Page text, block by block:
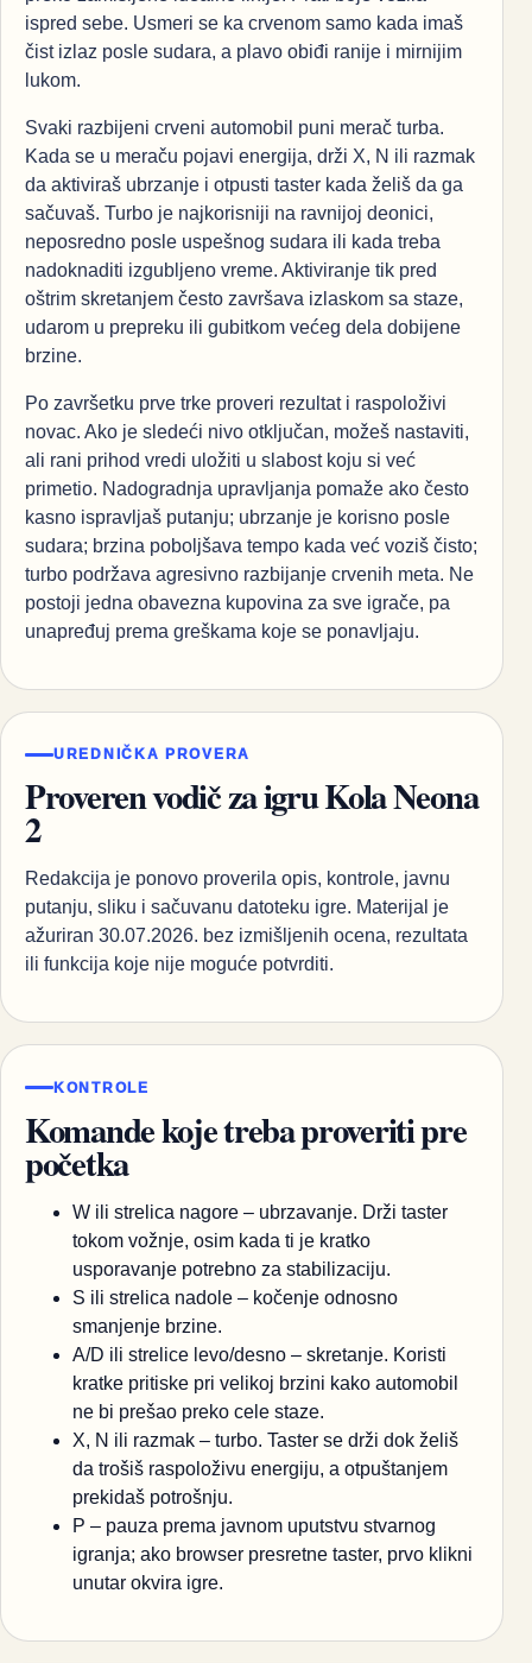
ispred sebe. Usmeri se ka crvenom samo kada imaš
čist izlaz posle sudara, a plavo obiđi ranije i mirnijim
lukom.
Svaki razbijeni crveni automobil puni merač turba.
Kada se u meraču pojavi energija, drži X, N ili razmak
da aktiviraš ubrzanje i otpusti taster kada želiš da ga
sačuvaš. Turbo je najkorisniji na ravnijoj deonici,
neposredno posle uspešnog sudara ili kada treba
nadoknaditi izgubljeno vreme. Aktiviranje tik pred
oštrim skretanjem često završava izlaskom sa staze,
udarom u prepreku ili gubitkom većeg dela dobijene
brzine.
Po završetku prve trke proveri rezultat i raspoloživi
novac. Ako je sledeći nivo otključan, možeš nastaviti,
ali rani prihod vredi uložiti u slabost koju si već
primetio. Nadogradnja upravljanja pomaže ako često
kasno ispravljaš putanju; ubrzanje je korisno posle
sudara; brzina poboljšava tempo kada već voziš čisto;
turbo podržava agresivno razbijanje crvenih meta. Ne
postoji jedna obavezna kupovina za sve igrače, pa
unapređuj prema greškama koje se ponavljaju.
UREDNIČKA PROVERA
Proveren vodič za igru Kola Neona
2
Redakcija je ponovo proverila opis, kontrole, javnu
putanju, sliku i sačuvanu datoteku igre. Materijal je
ažuriran 30.07.2026. bez izmišljenih ocena, rezultata
ili funkcija koje nije moguće potvrditi.
KONTROLE
Komande koje treba proveriti pre
početka
W ili strelica nagore – ubrzavanje. Drži taster
tokom vožnje, osim kada ti je kratko
usporavanje potrebno za stabilizaciju.
S ili strelica nadole – kočenje odnosno
smanjenje brzine.
A/D ili strelice levo/desno – skretanje. Koristi
kratke pritiske pri velikoj brzini kako automobil
ne bi prešao preko cele staze.
X, N ili razmak – turbo. Taster se drži dok želiš
da trošiš raspoloživu energiju, a otpuštanjem
prekidaš potrošnju.
P – pauza prema javnom uputstvu stvarnog
igranja; ako browser presretne taster, prvo klikni
unutar okvira igre.